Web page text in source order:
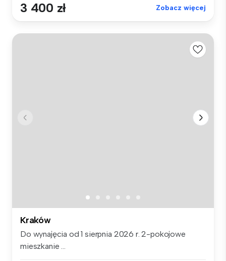
3 400 zł Zobacz więcej
Kraków
Do wynajęcia od 1 sierpnia 2026 r. 2-pokojowe
mieszkanie ...